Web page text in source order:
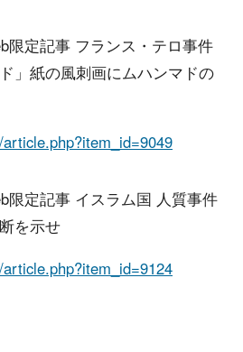
限定記事 フランス・テロ事件
」紙の風刺画にムハンマドの
限定記事 イスラム国 人質事件
を示せ